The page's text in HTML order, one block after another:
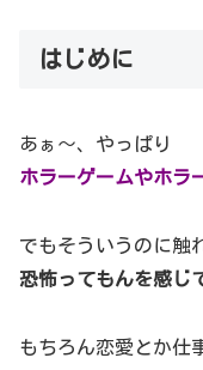
はじめに
あぁ～、やっぱり
ホラーゲームやホラ
でもそういうのに触
恐怖ってもんを感じ
もちろん恋愛とか仕